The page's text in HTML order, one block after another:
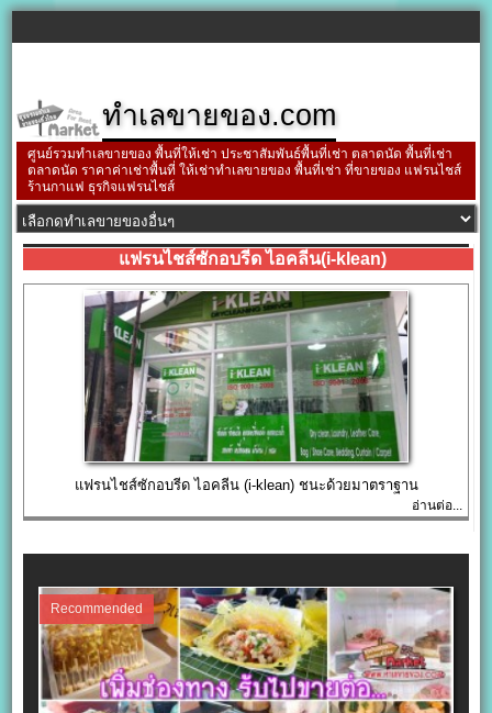
ทำเลขายของ.com
ศูนย์รวมทำเลขายของ พื้นที่ให้เช่า ประชาสัมพันธ์พื้นที่เช่า ตลาดนัด พื้นที่เช่า
ตลาดนัด ราคาค่าเช่าพื้นที่ ให้เช่าทำเลขายของ พื้นที่เช่า ที่ขายของ แฟรนไชส์
ร้านกาแฟ ธุรกิจแฟรนไชส์
แฟรนไชส์ซักอบรีด ไอคลีน(i-klean)
แฟรนไชส์ซักอบรีด ไอคลีน (i-klean) ชนะด้วยมาตราฐาน
อ่านต่อ...
Recommended